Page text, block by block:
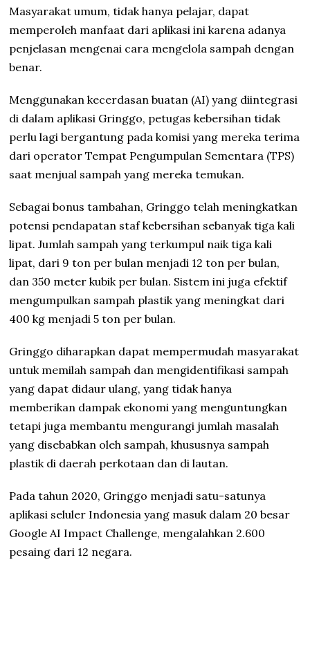
Masyarakat umum, tidak hanya pelajar, dapat
memperoleh manfaat dari aplikasi ini karena adanya
penjelasan mengenai cara mengelola sampah dengan
benar.
Menggunakan kecerdasan buatan (AI) yang diintegrasi
di dalam aplikasi Gringgo, petugas kebersihan tidak
perlu lagi bergantung pada komisi yang mereka terima
dari operator Tempat Pengumpulan Sementara (TPS)
saat menjual sampah yang mereka temukan.
Sebagai bonus tambahan, Gringgo telah meningkatkan
potensi pendapatan staf kebersihan sebanyak tiga kali
lipat. Jumlah sampah yang terkumpul naik tiga kali
lipat, dari 9 ton per bulan menjadi 12 ton per bulan,
dan 350 meter kubik per bulan. Sistem ini juga efektif
mengumpulkan sampah plastik yang meningkat dari
400 kg menjadi 5 ton per bulan.
Gringgo diharapkan dapat mempermudah masyarakat
untuk memilah sampah dan mengidentifikasi sampah
yang dapat didaur ulang, yang tidak hanya
memberikan dampak ekonomi yang menguntungkan
tetapi juga membantu mengurangi jumlah masalah
yang disebabkan oleh sampah, khususnya sampah
plastik di daerah perkotaan dan di lautan.
Pada tahun 2020, Gringgo menjadi satu-satunya
aplikasi seluler Indonesia yang masuk dalam 20 besar
Google AI Impact Challenge, mengalahkan 2.600
pesaing dari 12 negara.